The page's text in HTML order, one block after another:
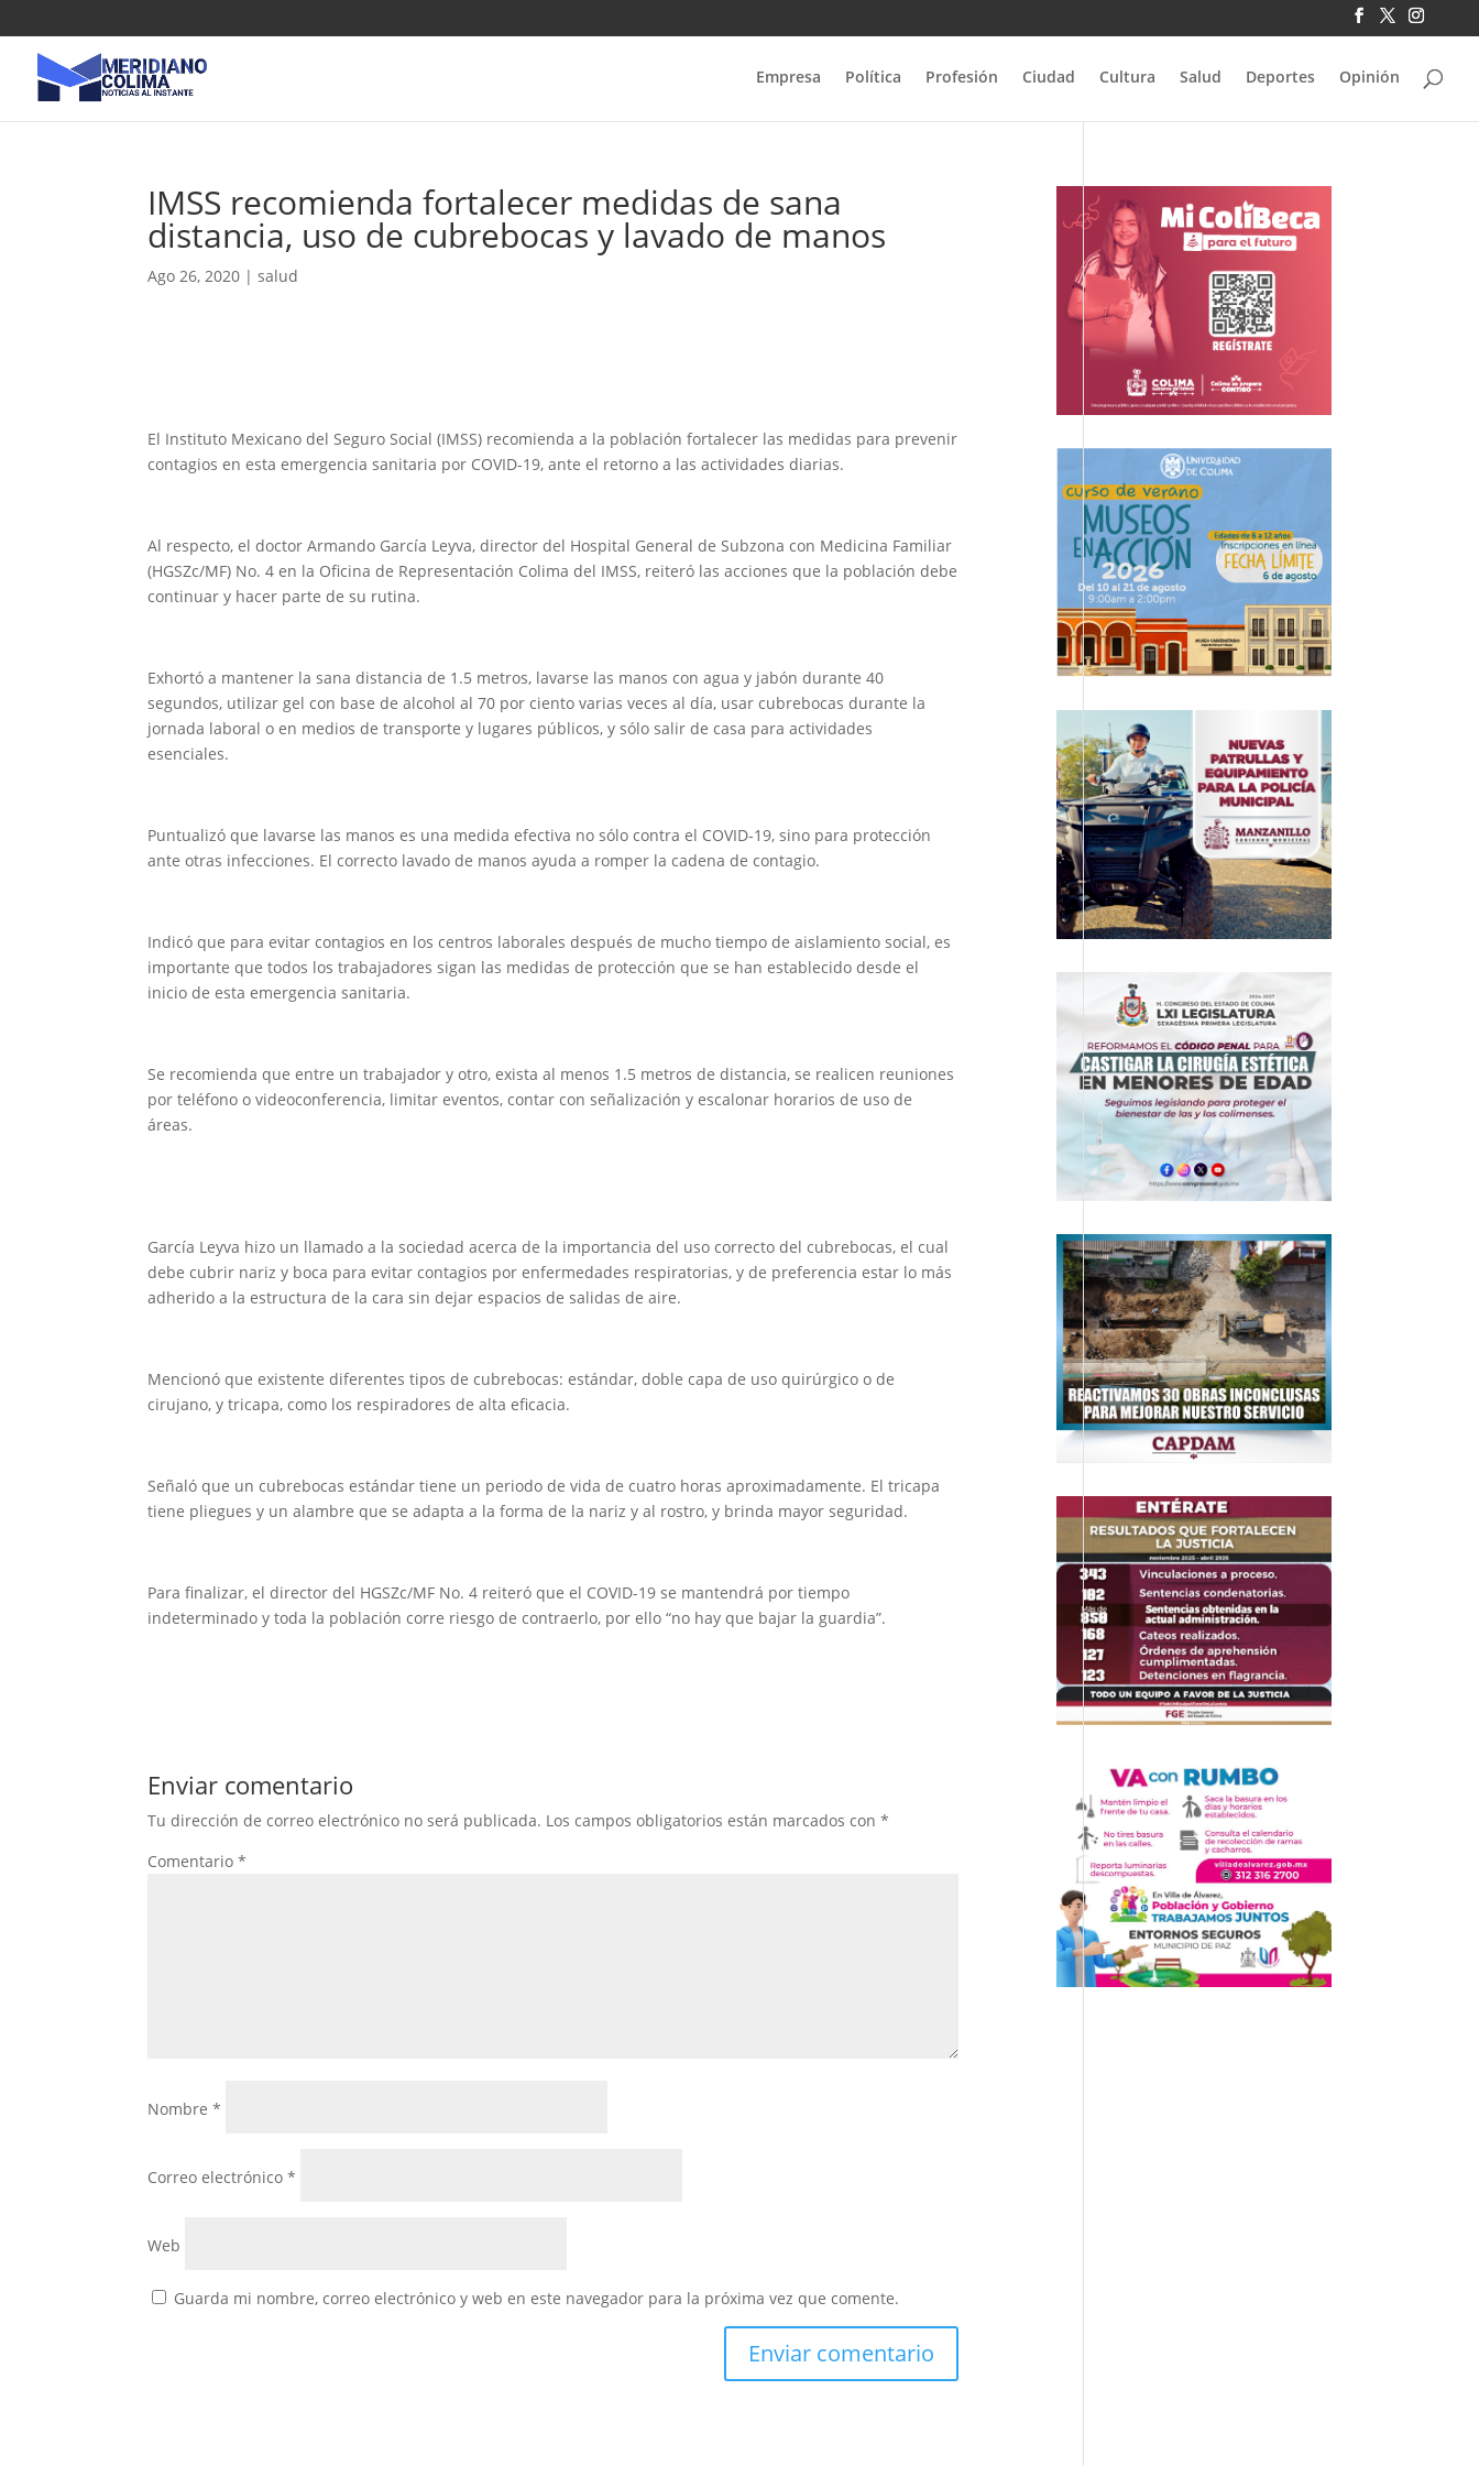
Empresa Política Profesión Ciudad Cultura Salud Deportes Opinión
IMSS recomienda fortalecer medidas de sana
distancia, uso de cubrebocas y lavado de manos
Ago 26, 2020 |salud
El Instituto Mexicano del Seguro Social (IMSS) recomienda a la población fortalecer las medidas para prevenir
contagios en esta emergencia sanitaria por COVID-19, ante el retorno a las actividades diarias.
Al respecto, el doctor Armando García Leyva, director del Hospital General de Subzona con Medicina Familiar
(HGSZc/MF) No. 4 en la Oficina de Representación Colima del IMSS, reiteró las acciones que la población debe
continuar y hacer parte de su rutina.
Exhortó a mantener la sana distancia de 1.5 metros, lavarse las manos con agua y jabón durante 40
segundos, utilizar gel con base de alcohol al 70 por ciento varias veces al día, usar cubrebocas durante la
jornada laboral o en medios de transporte y lugares públicos, y sólo salir de casa para actividades
esenciales.
Puntualizó que lavarse las manos es una medida efectiva no sólo contra el COVID-19, sino para protección
ante otras infecciones. El correcto lavado de manos ayuda a romper la cadena de contagio.
Indicó que para evitar contagios en los centros laborales después de mucho tiempo de aislamiento social, es
importante que todos los trabajadores sigan las medidas de protección que se han establecido desde el
inicio de esta emergencia sanitaria.
Se recomienda que entre un trabajador y otro, exista al menos 1.5 metros de distancia, se realicen reuniones
por teléfono o videoconferencia, limitar eventos, contar con señalización y escalonar horarios de uso de
áreas.
García Leyva hizo un llamado a la sociedad acerca de la importancia del uso correcto del cubrebocas, el cual
debe cubrir nariz y boca para evitar contagios por enfermedades respiratorias, y de preferencia estar lo más
adherido a la estructura de la cara sin dejar espacios de salidas de aire.
Mencionó que existente diferentes tipos de cubrebocas: estándar, doble capa de uso quirúrgico o de
cirujano, y tricapa, como los respiradores de alta eficacia.
Señaló que un cubrebocas estándar tiene un periodo de vida de cuatro horas aproximadamente. El tricapa
tiene pliegues y un alambre que se adapta a la forma de la nariz y al rostro, y brinda mayor seguridad.
Para finalizar, el director del HGSZc/MF No. 4 reiteró que el COVID-19 se mantendrá por tiempo
indeterminado y toda la población corre riesgo de contraerlo, por ello “no hay que bajar la guardia”.
Enviar comentario
Tu dirección de correo electrónico no será publicada. Los campos obligatorios están marcados con*
Comentario*
Nombre*
Correo electrónico*
Web
Guarda mi nombre, correo electrónico y web en este navegador para la próxima vez que comente.